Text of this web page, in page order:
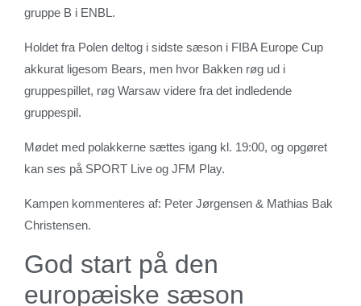
gruppe B i ENBL.
Holdet fra Polen deltog i sidste sæson i FIBA Europe Cup
akkurat ligesom Bears, men hvor Bakken røg ud i
gruppespillet, røg Warsaw videre fra det indledende
gruppespil.
Mødet med polakkerne sættes igang kl. 19:00, og opgøret
kan ses på SPORT Live og JFM Play.
Kampen kommenteres af: Peter Jørgensen & Mathias Bak
Christensen.
God start på den
europæiske sæson